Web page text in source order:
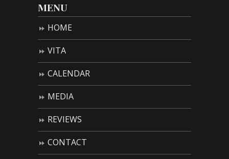
MENU
HOME
VITA
CALENDAR
MEDIA
REVIEWS
CONTACT